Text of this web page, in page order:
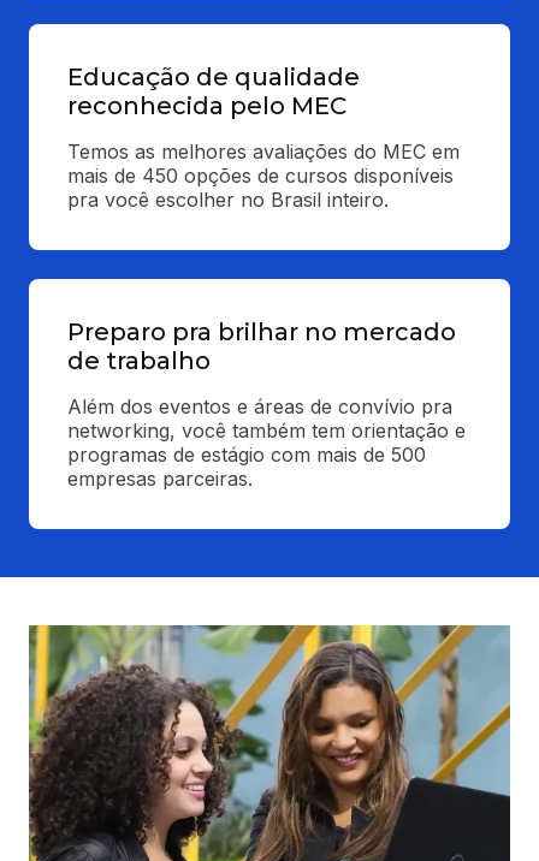
Educação de qualidade
reconhecida pelo MEC
Temos as melhores avaliações do MEC em
mais de 450 opções de cursos disponíveis
pra você escolher no Brasil inteiro.
Preparo pra brilhar no mercado
de trabalho
Além dos eventos e áreas de convívio pra
networking, você também tem orientação e
programas de estágio com mais de 500
empresas parceiras.